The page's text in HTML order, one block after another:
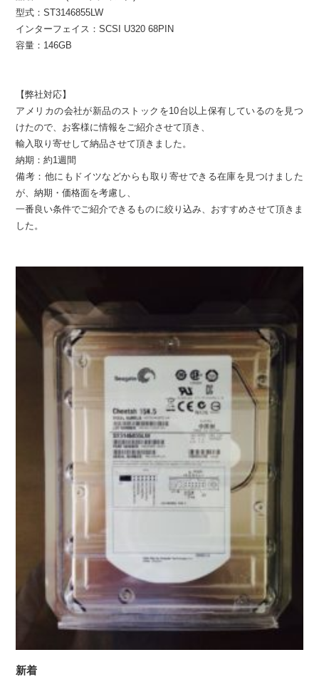
型式：ST3146855LW
インターフェイス：SCSI U320 68PIN
容量：146GB
【弊社対応】
アメリカの会社が新品のストックを10台以上保有しているのを見つ
けたので、お客様に情報をご紹介させて頂き、
輸入取り寄せして納品させて頂きました。
納期：約1週間
備考：他にもドイツなどからも取り寄せできる在庫を見つけました
が、納期・価格面を考慮し、
一番良い条件でご紹介できるものに絞り込み、おすすめさせて頂きま
した。
新着